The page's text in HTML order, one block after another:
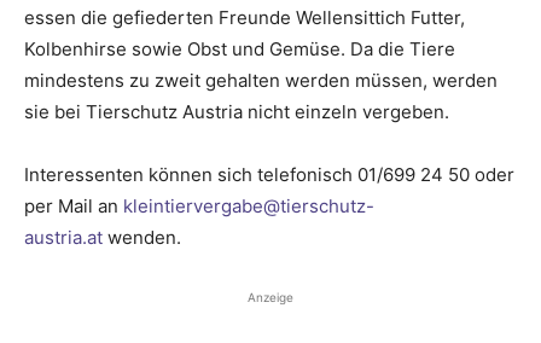
essen die gefiederten Freunde Wellensittich Futter,
Kolbenhirse sowie Obst und Gemüse. Da die Tiere
mindestens zu zweit gehalten werden müssen, werden
sie bei Tierschutz Austria nicht einzeln vergeben.
Interessenten können sich telefonisch 01/699 24 50 oder
per Mail an kleintiervergabe@tierschutz-
austria.at wenden.
Anzeige